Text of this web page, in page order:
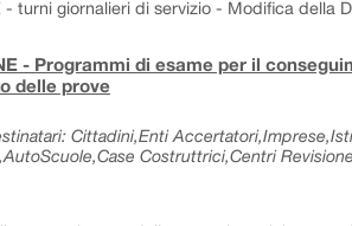
- turni giornalieri di servizio - Modifica della
- Programmi di esame per il
delle prove
Cittadini,Enti
Costruttrici,Centri